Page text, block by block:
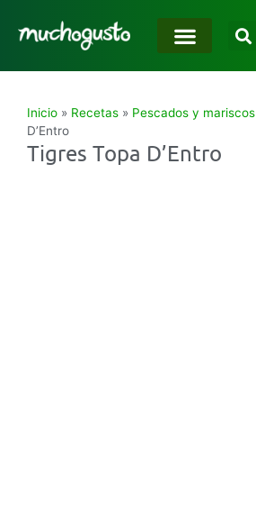
Inicio » Recetas » Pescados y mariscos
D’Entro
Tigres Topa D’Entro